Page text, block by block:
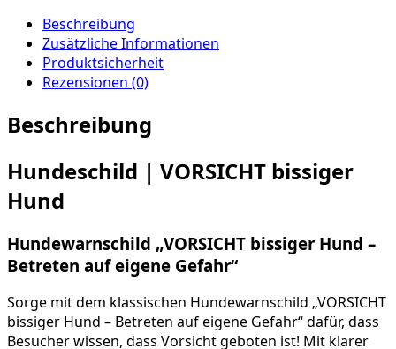
Beschreibung
Zusätzliche Informationen
Produktsicherheit
Rezensionen (0)
Beschreibung
Hundeschild | VORSICHT bissiger
Hund
Hundewarnschild „VORSICHT bissiger Hund –
Betreten auf eigene Gefahr“
Sorge mit dem klassischen Hundewarnschild „VORSICHT
bissiger Hund – Betreten auf eigene Gefahr“ dafür, dass
Besucher wissen, dass Vorsicht geboten ist! Mit klarer